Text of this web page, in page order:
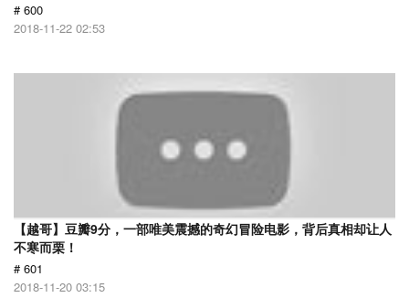
# 600
2018-11-22 02:53
【越哥】豆瓣9分，一部唯美震撼的奇幻冒险电影，背后真相却让人
不寒而栗！
# 601
2018-11-20 03:15